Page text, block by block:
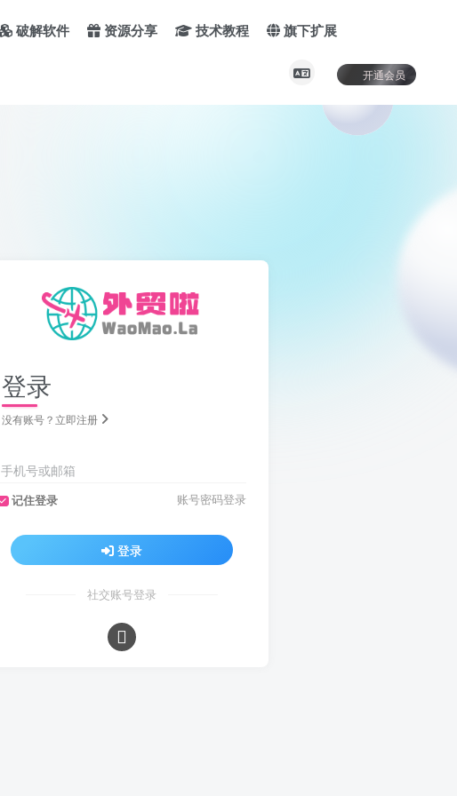
破解软件 资源分享 技术教程 旗下扩展
开通会员
登录
没有账号？立即注册
手机号或邮箱
记住登录 账号密码登录
登录
社交账号登录